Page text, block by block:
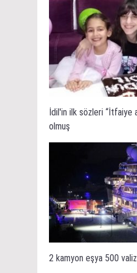
İdil'in ilk sözleri “İtfaiye
olmuş
2 kamyon eşya 500